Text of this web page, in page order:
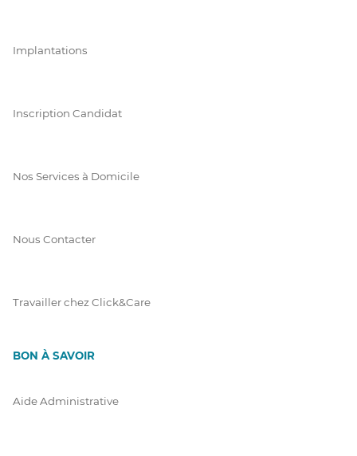
Implantations
Inscription Candidat
Nos Services à Domicile
Nous Contacter
Travailler chez Click&Care
BON À SAVOIR
Aide Administrative